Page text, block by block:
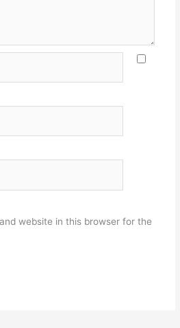
website in this browser for the